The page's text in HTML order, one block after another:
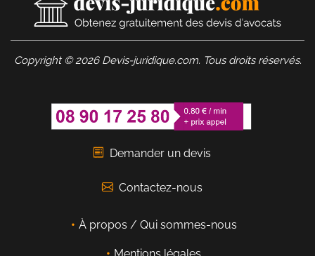
Copyright © 2026 Devis-juridique.com. Tous droits réservés.
Demander un devis
Contactez-nous
À propos / Qui sommes-nous